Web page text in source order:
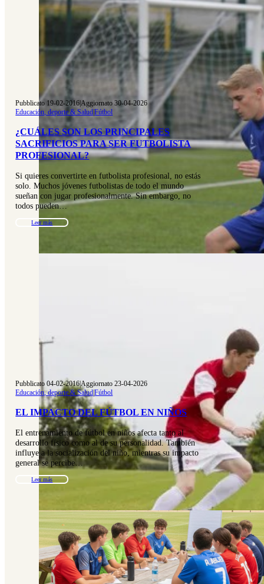
Pubblicato 19-02-2016|Aggiornato 30-04-2026
Educación, deporte & Salud|Fútbol
¿CUÁLES SON LOS PRINCIPALES
SACRIFICIOS PARA SER FUTBOLISTA
PROFESIONAL?
Si quieres convertirte en futbolista profesional, no estás
solo. Muchos jóvenes futbolistas de todo el mundo
sueñan con jugar profesionalmente. Sin embargo, no
todos pueden…
Leer más
Pubblicato 04-02-2016|Aggiornato 23-04-2026
Educación, deporte & Salud|Fútbol
EL IMPACTO DEL FÚTBOL EN NIÑOS
El entrenamiento de fútbol en niños afecta tanto al
desarrollo físico como al de su personalidad. También
influye a la socialización del niño, mientras su impacto
general se percibe…
Leer más